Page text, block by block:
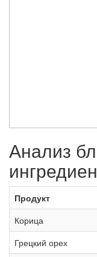
Анализ
Продукт
Корица
Грецкий орех